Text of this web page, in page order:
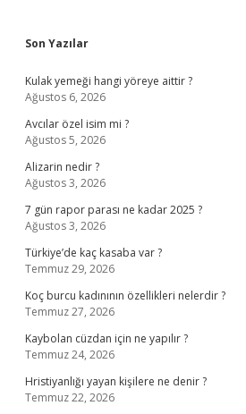
Sidebar
Son Yazılar
Kulak yemeği hangi yöreye aittir ?
Ağustos 6, 2026
Avcılar özel isim mi ?
Ağustos 5, 2026
Alizarin nedir ?
Ağustos 3, 2026
7 gün rapor parası ne kadar 2025 ?
Ağustos 3, 2026
Türkiye’de kaç kasaba var ?
Temmuz 29, 2026
Koç burcu kadınının özellikleri nelerdir ?
Temmuz 27, 2026
Kaybolan cüzdan için ne yapılır ?
Temmuz 24, 2026
Hristiyanlığı yayan kişilere ne denir ?
Temmuz 22, 2026